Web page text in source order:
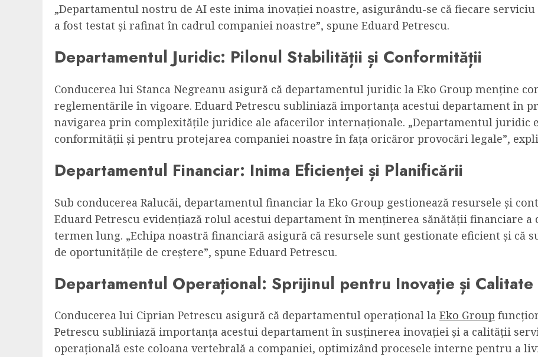
„Departamentul nostru de AI este inima inovației noastre, asigurându-se că fiecare
a fost testat și rafinat în cadrul companiei noastre”, spune Eduard Petrescu.
Departamentul Juridic: Pilonul Stabilității și Conformității
Conducerea lui Stanca Negreanu asigură că departamentul juridic la Eko Group menține
reglementările în vigoare. Eduard Petrescu subliniază importanța acestui departament în
navigarea prin complexitățile juridice ale afacerilor internaționale. „Departamentul juridic
conformității și pentru protejarea companiei noastre în fața oricăror provocări legale”,
Departamentul Financiar: Inima Eficienței și Planificării
Sub conducerea Ralucăi, departamentul financiar la Eko Group gestionează resursele și
Eduard Petrescu evidențiază rolul acestui departament în menținerea sănătății financiare
termen lung. „Echipa noastră financiară asigură că resursele sunt gestionate eficient și că
de oportunitățile de creștere”, spune Eduard Petrescu.
Departamentul Operațional: Sprijinul pentru Inovație și Calitate
Conducerea lui Ciprian Petrescu asigură că departamentul operațional la Eko Group
Petrescu subliniază importanța acestui departament în susținerea inovației și a calității
operațională este coloana vertebrală a companiei, optimizând procesele interne pentru a